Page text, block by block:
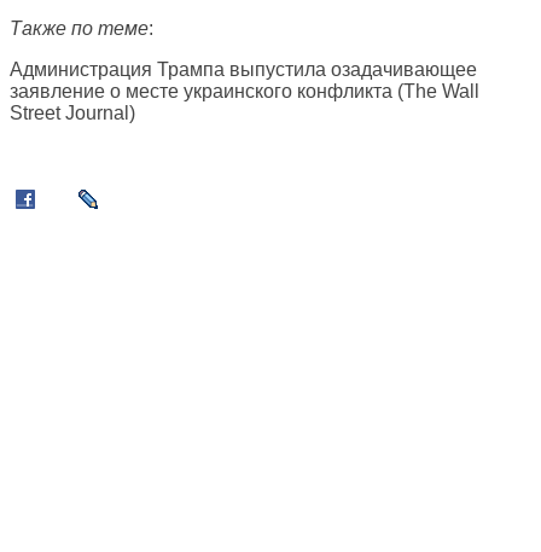
Также по теме:
Администрация Трампа выпустила озадачивающее
заявление о месте украинского конфликта (The Wall
Street Journal )